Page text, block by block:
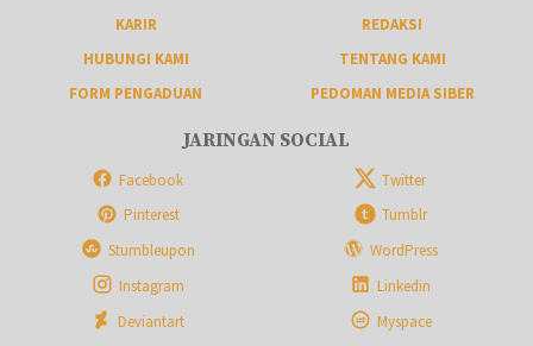
KARIR
REDAKSI
HUBUNGI KAMI
TENTANG KAMI
FORM PENGADUAN
PEDOMAN MEDIA SIBER
JARINGAN SOCIAL
Facebook
Twitter
Pinterest
Tumblr
Stumbleupon
WordPress
Instagram
Linkedin
Deviantart
Myspace